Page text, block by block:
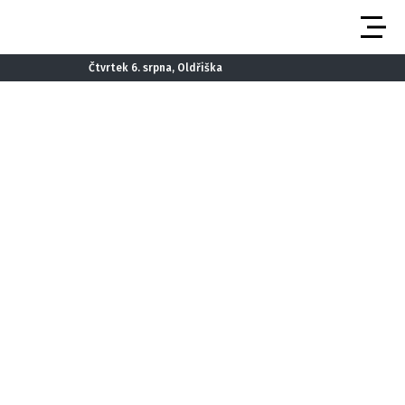
Čtvrtek 6. srpna, Oldřiška